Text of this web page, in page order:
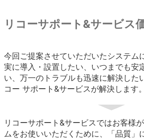
リコーサポート&サービス
今回ご提案させていただいたシステム
実に導入・設置したい、いつまでも安
い、万一のトラブルも迅速に解決した
コー サポート&サービスが解決します。
リコーサポート&サービスではお客様
ムをお使いいただくために、「品質」